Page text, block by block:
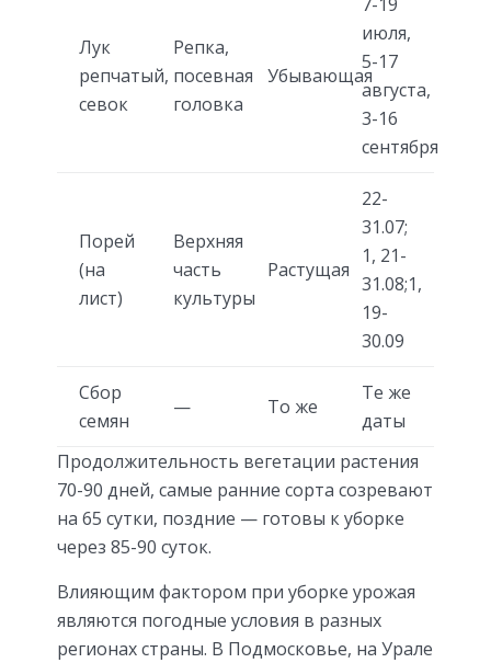
Лук
репчатый,
севок
Репка,
посевная
головка
Убывающая
июля,
5-17
августа,
3-16
сентября
Порей
(на
лист)
Верхняя
часть
культуры
Растущая
22-
31.07;
1, 21-
31.08;1,
19-
30.09
Сбор
семян
— То же
Те же
даты
Продолжительность вегетации растения
70-90 дней, самые ранние сорта созревают
на 65 сутки, поздние — готовы к уборке
через 85-90 суток.
Влияющим фактором при уборке урожая
являются погодные условия в разных
регионах страны. В Подмосковье, на Урале